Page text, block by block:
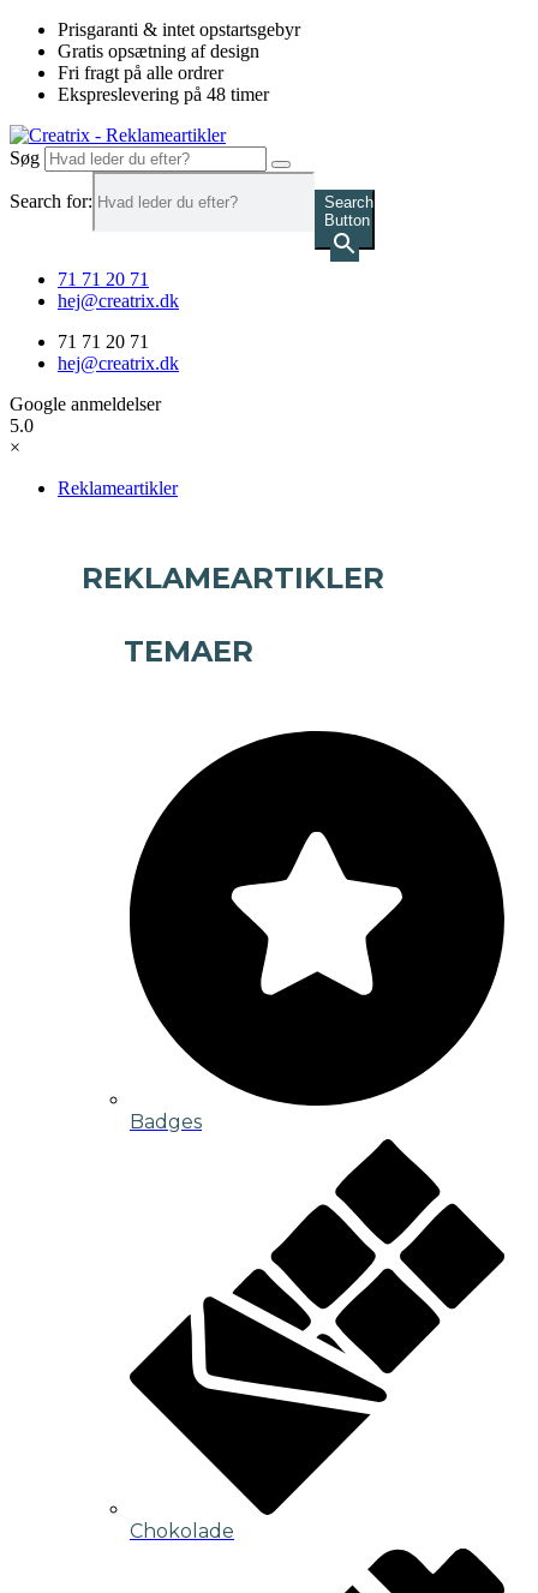
Videre
indhold
Prisgaranti & intet opstartsgebyr
Gratis opsætning af design
Fri fragt på alle ordrer
Ekspreslevering på 48 timer
Søg
Search for:
Search
Button
71 71 20 71
hej@creatrix.dk
71 71 20 71
hej@creatrix.dk
Google anmeldelser
5.0
×
Reklameartikler
REKLAMEARTIKLER
TEMAER
Badges
Chokolade